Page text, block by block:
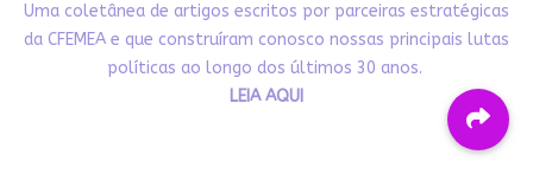
Uma coletânea de artigos escritos por parceiras estratégicas
da CFEMEA e que construíram conosco nossas principais lutas
políticas ao longo dos últimos 30 anos.
LEIA AQUI